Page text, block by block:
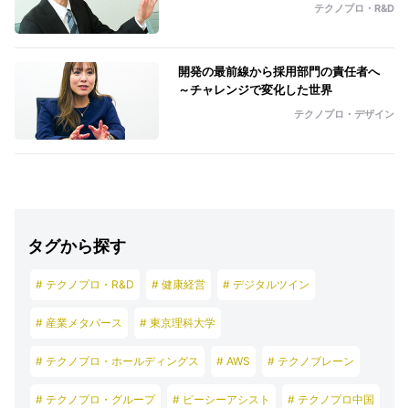
テクノプロ・R&D
開発の最前線から採用部門の責任者へ
～チャレンジで変化した世界
テクノプロ・デザイン
タグから探す
# テクノプロ・R&D # 健康経営 # デジタルツイン
# 産業メタバース # 東京理科大学
# テクノプロ・ホールディングス # AWS # テクノブレーン
# テクノプロ・グループ # ピーシーアシスト # テクノプロ中国